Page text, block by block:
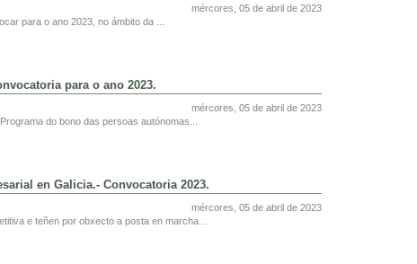
mércores, 05 de abril de 2023
para o ano 2023, no ámbito da ...
para o ano 2023.
mércores, 05 de abril de 2023
do bono das persoas autónomas...
en Galicia.- Convocatoria 2023.
mércores, 05 de abril de 2023
e teñen por obxecto a posta en marcha...